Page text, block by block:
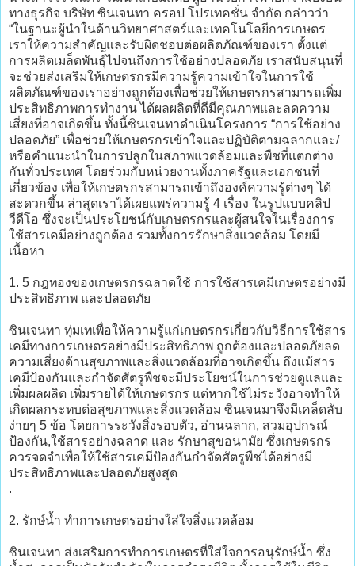
ทางธุรกิจ บริษัท ซินเจนทา ครอป โปรเทคชั่น จำกัด กล่าวว่า
“ในฐานะผู้นำในด้านวิทยาศาสตร์และเทคโนโลยีการเกษตร
เราให้ความสำคัญและรับผิดชอบต่อผลิตภัณฑ์ของเรา ตั้งแต่
การผลิตเมล็ดพันธุ์ไปจนถึงการใช้อย่างปลอดภัย เราสนับสนุนที่
จะช่วยส่งเสริมให้เกษตรกรมีความรู้ความเข้าใจในการใช้
ผลิตภัณฑ์ของเราอย่างถูกต้องเพื่อช่วยให้เกษตรกรสามารถเพิ่ม
ประสิทธิภาพการทำงาน ได้ผลผลิตที่ดีมีคุณภาพและลดความ
เสี่ยงที่อาจเกิดขึ้น ทั้งนี้ซินเจนทาดำเนินโครงการ “การใช้อย่าง
ปลอดภัย” เพื่อช่วยให้เกษตรกรเข้าใจและปฏิบัติตามฉลากและ/
หรือคำแนะนำในการปลูกในสภาพแวดล้อมและพืชที่แตกต่าง
กันทั่วประเทศ โดยร่วมกับหน่วยงานทั้งภาครัฐและเอกชนที่
เกี่ยวข้อง เพื่อให้เกษตรกรสามารถเข้าถึงองค์ความรู้ต่างๆ ได้
สะดวกขึ้น ล่าสุดเราได้เผยแพร่ความรู้ 4 เรื่อง ในรูปแบบคลิป
วีดีโอ ซึ่งจะเป็นประโยชน์กับเกษตรกรและผู้สนใจในเรื่องการ
ใช้สารเคมีอย่างถูกต้อง รวมทั้งการรักษาสิ่งแวดล้อม โดยมี
เนื้อหา
1. 5 กฎทองของเกษตรกรฉลาดใช้ การใช้สารเคมีเกษตรอย่างมี
ประสิทธิภาพ และปลอดภัย
ซินเจนทา ทุ่มเทเพื่อให้ความรู้แก่เกษตรกรเกี่ยวกับวิธีการใช้สาร
เคมีทางการเกษตรอย่างมีประสิทธิภาพ ถูกต้องและปลอดภัยลด
ความเสี่ยงด้านสุขภาพและสิ่งแวดล้อมที่อาจเกิดขึ้น ถึงแม้สาร
เคมีป้องกันและกำจัดศัตรูพืชจะมีประโยชน์ในการช่วยดูแลและ
เพิ่มผลผลิต เพิ่มรายได้ให้เกษตรกร แต่หากใช้ไม่ระวังอาจทำให้
เกิดผลกระทบต่อสุขภาพและสิ่งแวดล้อม ซินเจนมาจึงมีเคล็ดลับ
ง่ายๆ 5 ข้อ โดยการระวังสิ่งรอบตัว, อ่านฉลาก, สวมอุปกรณ์
ป้องกัน,ใช้สารอย่างฉลาด และ รักษาสุขอนามัย ซึ่งเกษตรกร
ควรจดจำเพื่อให้ใช้สารเคมีป้องกันกำจัดศัตรูพืชได้อย่างมี
ประสิทธิภาพและปลอดภัยสูงสุด
.
2. รักษ์น้ำ ทำการเกษตรอย่างใส่ใจสิ่งแวดล้อม
ซินเจนทา ส่งเสริมการทำการเกษตรที่ใส่ใจการอนุรักษ์น้ำ ซึ่ง